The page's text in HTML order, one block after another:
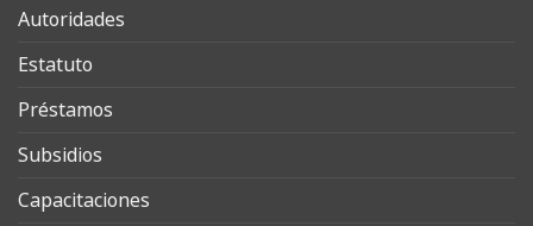
Autoridades
Estatuto
Préstamos
Subsidios
Capacitaciones